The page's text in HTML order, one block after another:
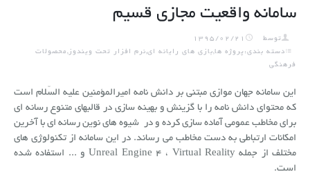
سامانه واقعیت مجازی قسیم
توسط
1395/02/21
دسته بندی:پروژه ها,بازی های رایانه ای,نرم افزار تحت ویندوز,محصولات
فرهنگی
این سامانه جهان موازی مبتنی بر دانش نامه امیرالمؤمنین علیه السّلام است
که محتوای دانش نامه را با گزینش و بهینه سازی در قالبهای متنوع رسانه ای
برای مخاطب عمومی آماده سازی کرده و در شیوه های نوین رسانه ای با آخرین
امکانات ارتباطی به دست مخاطب می رساند. در این سامانه از تکنولوژی های
مختلف از جمله Unreal Engine 4 ، Virtual Reality و ... استفاده شده
است.